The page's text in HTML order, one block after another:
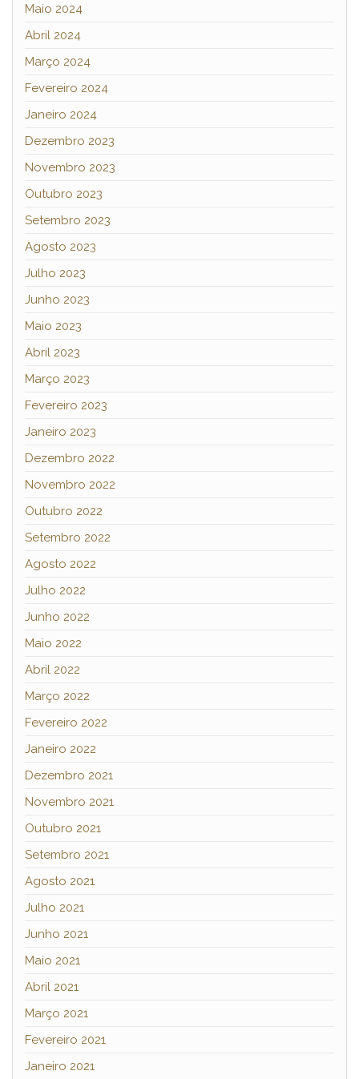
Maio 2024
Abril 2024
Março 2024
Fevereiro 2024
Janeiro 2024
Dezembro 2023
Novembro 2023
Outubro 2023
Setembro 2023
Agosto 2023
Julho 2023
Junho 2023
Maio 2023
Abril 2023
Março 2023
Fevereiro 2023
Janeiro 2023
Dezembro 2022
Novembro 2022
Outubro 2022
Setembro 2022
Agosto 2022
Julho 2022
Junho 2022
Maio 2022
Abril 2022
Março 2022
Fevereiro 2022
Janeiro 2022
Dezembro 2021
Novembro 2021
Outubro 2021
Setembro 2021
Agosto 2021
Julho 2021
Junho 2021
Maio 2021
Abril 2021
Março 2021
Fevereiro 2021
Janeiro 2021